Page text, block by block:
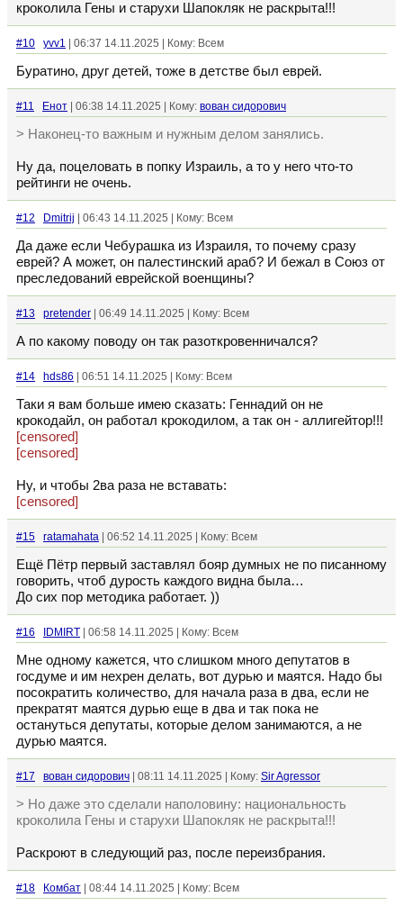
кроколила Гены и старухи Шапокляк не раскрыта!!!
#10 yvv1 | 06:37 14.11.2025 | Кому: Всем
Буратино, друг детей, тоже в детстве был еврей.
#11 Енот | 06:38 14.11.2025 | Кому: вован сидорович
> Наконец-то важным и нужным делом занялись.
Ну да, поцеловать в попку Израиль, а то у него что-то
рейтинги не очень.
#12 Dmitrij | 06:43 14.11.2025 | Кому: Всем
Да даже если Чебурашка из Израиля, то почему сразу
еврей? А может, он палестинский араб? И бежал в Союз от
преследований еврейской военщины?
#13 pretender | 06:49 14.11.2025 | Кому: Всем
А по какому поводу он так разоткровенничался?
#14 hds86 | 06:51 14.11.2025 | Кому: Всем
Таки я вам больше имею сказать: Геннадий он не
крокодайл, он работал крокодилом, а так он - аллигейтор!!!
[censored]
[censored]
Ну, и чтобы 2ва раза не вставать:
[censored]
#15 ratamahata | 06:52 14.11.2025 | Кому: Всем
Ещё Пётр первый заставлял бояр думных не по писанному
говорить, чтоб дурость каждого видна была…
До сих пор методика работает. ))
#16 IDMIRT | 06:58 14.11.2025 | Кому: Всем
Мне одному кажется, что слишком много депутатов в
госдуме и им нехрен делать, вот дурью и маятся. Надо бы
посократить количество, для начала раза в два, если не
прекратят маятся дурью еще в два и так пока не
остануться депутаты, которые делом занимаются, а не
дурью маятся.
#17 вован сидорович | 08:11 14.11.2025 | Кому: Sir Agressor
> Но даже это сделали наполовину: национальность
кроколила Гены и старухи Шапокляк не раскрыта!!!
Раскроют в следующий раз, после переизбрания.
#18 Комбат | 08:44 14.11.2025 | Кому: Всем